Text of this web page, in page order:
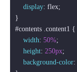
display: flex;
#contents .content1 {
width: 50%;
height: 250px;
background-color: